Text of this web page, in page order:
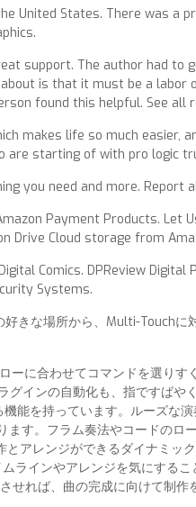
United States. There was a
support. The author had to
is that it must be a labor
found this helpful. See all
makes life so much easier,
starting of with pro logic
you need and more. Report
Payment Products. Let
Drive Cloud storage from
Comics. DPReview Digital
Systems.
きな場所から、Multi-Touchに
に合わせてコマンドを選りす
インの自動化も、指ですばや
能を持っています。ルーズな
す。フラム奏法やコードのロ
アレンジができるダイナミッ
ラインやアレンジを気にする
せれば、曲の完成に向けて制作